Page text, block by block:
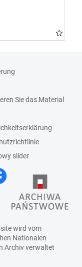
Sie das Material
slider
wird vom
Nationalen
Archivverwaltet